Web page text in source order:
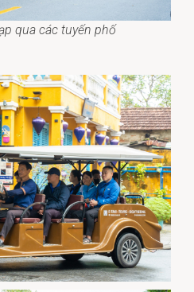
qua các tuyến phố